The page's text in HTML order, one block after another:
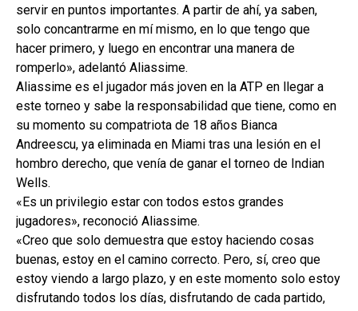
servir en puntos importantes. A partir de ahí, ya saben,
solo concantrarme en mí mismo, en lo que tengo que
hacer primero, y luego en encontrar una manera de
romperlo», adelantó Aliassime.
Aliassime es el jugador más joven en la ATP en llegar a
este torneo y sabe la responsabilidad que tiene, como en
su momento su compatriota de 18 años Bianca
Andreescu, ya eliminada en Miami tras una lesión en el
hombro derecho, que venía de ganar el torneo de Indian
Wells.
«Es un privilegio estar con todos estos grandes
jugadores», reconoció Aliassime.
«Creo que solo demuestra que estoy haciendo cosas
buenas, estoy en el camino correcto. Pero, sí, creo que
estoy viendo a largo plazo, y en este momento solo estoy
disfrutando todos los días, disfrutando de cada partido,